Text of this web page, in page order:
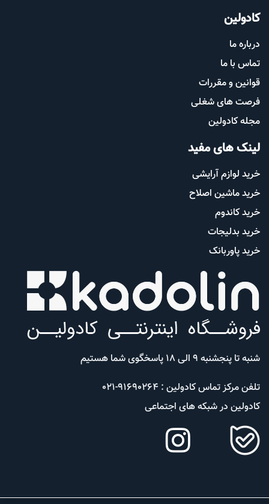
کادولین
درباره ما
تماس با ما
قوانین و مقررات
فرصت های شغلی
مجله کادولین
لینک های مفید
خرید لوازم آرایشی
خرید ماشین اصلاح
خرید کاندوم
خرید بدلیجات
خرید پاوربانک
شنبه تا پنجشنبه 9 الی 18 پاسخگوی شما هستیم
تلفن مرکز تماس کادولین : 91690264-021
کادولین در شبکه های اجتماعی